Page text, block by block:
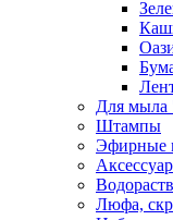
Для мыла
Штампы
Эфирные
Люфа,